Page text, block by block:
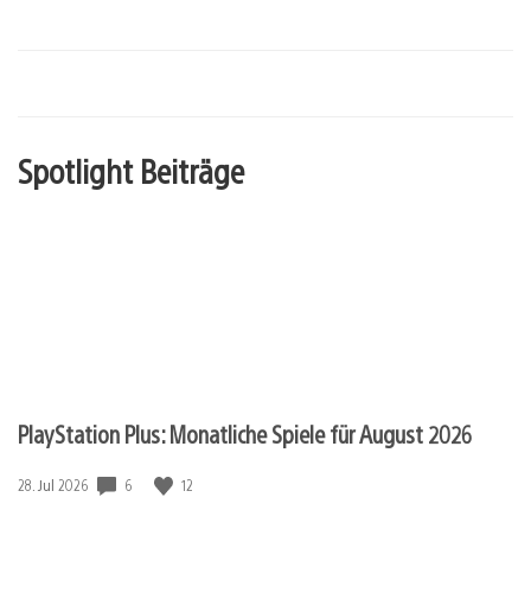
Spotlight Beiträge
PlayStation Plus: Monatliche Spiele für August 2026
Veröffentlichungsdatum:
28. Jul 2026 6 12